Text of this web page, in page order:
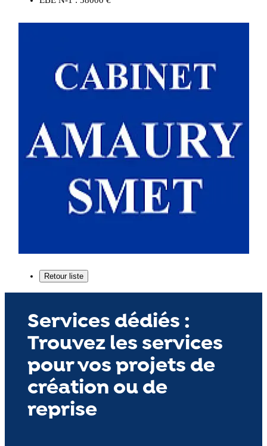
Services dédiés :
Trouvez les services
pour vos projets de
création ou de
reprise